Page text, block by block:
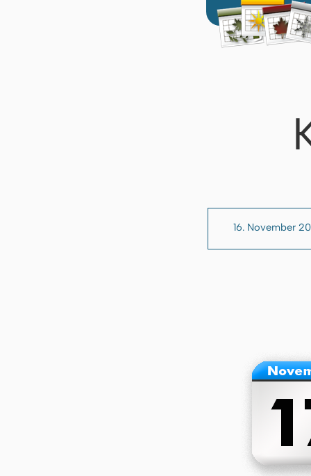
16. November